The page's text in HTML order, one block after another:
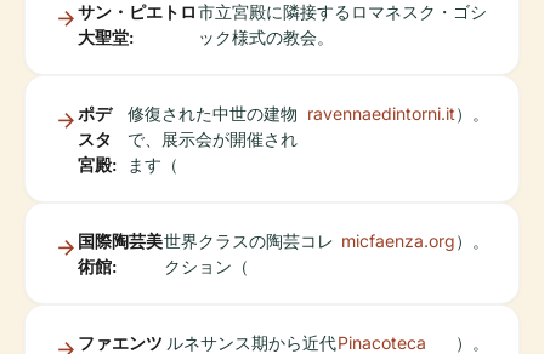
サン・ピエトロ
大聖堂:
市立宮殿に隣接するロマネスク・ゴシ
ック様式の教会。
ポデ
スタ
宮殿:
修復された中世の建物
で、展示会が開催され
ます（
ravennaedintorni.it）。
国際陶芸美
術館:
世界クラスの陶芸コレ
クション（
micfaenza.org）。
ファエンツ ルネサンス期から近代Pinacoteca
）。